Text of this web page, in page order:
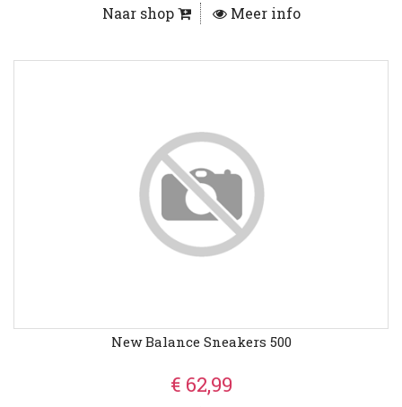
Naar shop Meer info
New Balance Sneakers 500
€ 62,99